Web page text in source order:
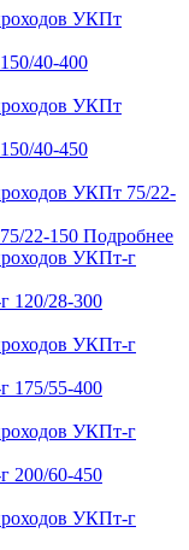
40-400
40-450
22-150 Подробнее
120/28-300
175/55-400
200/60-450